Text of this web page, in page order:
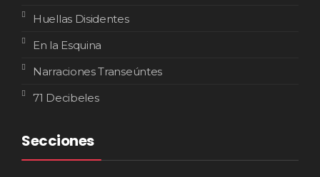
Huellas Disidentes
En la Esquina
Narraciones Transeúntes
71 Decibeles
Secciones